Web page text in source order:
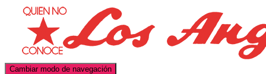
Cambiar modo de navegación